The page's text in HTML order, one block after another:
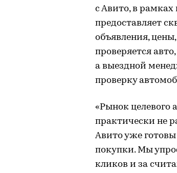
с Авито, в рамках
предоставляет
объявления,
проверяется
а выездной
проверку
«Рынок целевого
практически не
Авито уже
покупки. Мы
кликов и за